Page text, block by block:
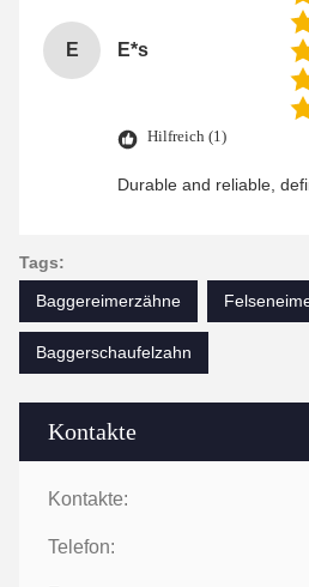
Kontakte
Kontakte:
Telefon:
E E*s
Hilfreich (1)
Durable and reliable,
Tags:
Baggereimerzähne
Baggerschaufelzahn